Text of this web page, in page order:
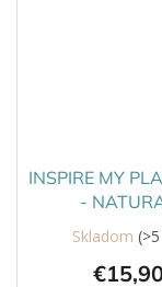
INSPIRE MY
-
Skladom